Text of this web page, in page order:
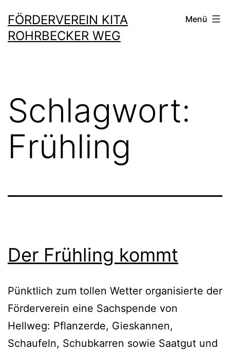
Inhalt
springen
FÖRDERVEREIN KITA
ROHRBECKER WEG
Menü
Schlagwort:
Frühling
Der Frühling kommt
Pünktlich zum tollen Wetter organisierte der
Förderverein eine Sachspende von
Hellweg: Pflanzerde, Gieskannen,
Schaufeln, Schubkarren sowie Saatgut und